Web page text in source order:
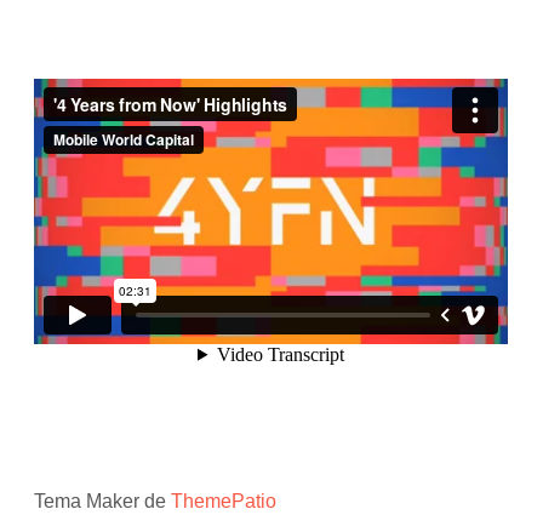
Tema Maker deThemePatio